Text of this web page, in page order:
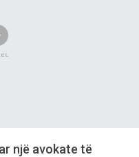
një avokate të